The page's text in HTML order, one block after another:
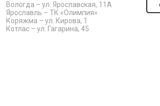
Вологда – ул. Ярославская, 11А
Ярославль – ТК «Олимпия»
Коряжма – ул. Кирова, 1
Котлас – ул. Гагарина, 45